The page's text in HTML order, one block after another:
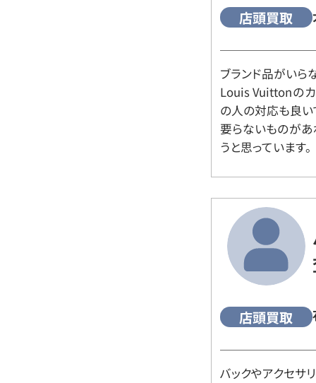
店頭買取
ブランド品がいら
Louis Vuittonの
の人の対応も良い
要らないものがあ
うと思っています。
店頭買取
バックやアクセサ